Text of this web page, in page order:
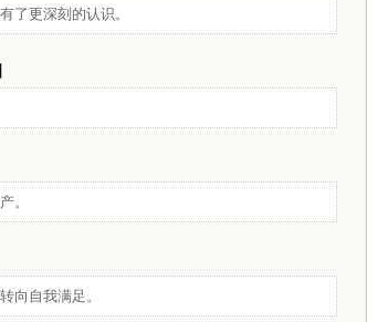
了更深刻的认识。
。
向自我满足。